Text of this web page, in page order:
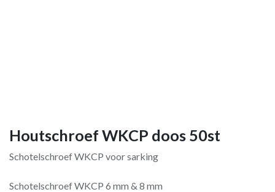
Houtschroef WKCP doos 50st
Schotelschroef WKCP voor sarking
Schotelschroef WKCP 6 mm & 8 mm